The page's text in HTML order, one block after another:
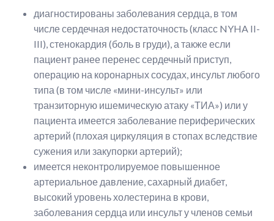
диагностированы заболевания сердца, в том
числе сердечная недостаточность (класс NYHA II-
III), стенокардия (боль в груди), а также если
пациент ранее перенес сердечный приступ,
операцию на коронарных сосудах, инсульт любого
типа (в том числе «мини-инсульт» или
транзиторную ишемическую атаку «ТИА») или у
пациента имеется заболевание периферических
артерий (плохая циркуляция в стопах вследствие
сужения или закупорки артерий);
имеется неконтролируемое повышенное
артериальное давление, сахарный диабет,
высокий уровень холестерина в крови,
заболевания сердца или инсульт у членов семьи